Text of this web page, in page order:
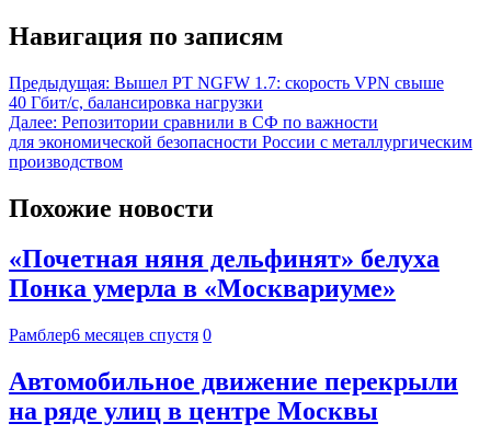
Навигация по записям
Предыдущая: Вышел PT NGFW 1.7: скорость VPN свыше
40 Гбит/с, балансировка нагрузки
Далее: Репозитории сравнили в СФ по важности
для экономической безопасности России с металлургическим
производством
Похожие новости
«Почетная няня дельфинят» белуха
Понка умерла в «Москвариуме»
Рамблер6 месяцев спустя 0
Автомобильное движение перекрыли
на ряде улиц в центре Москвы